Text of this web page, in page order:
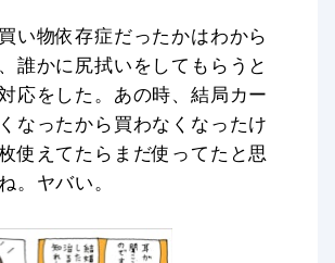
い物依存症だったかはわから
誰かに尻拭いをしてもらうと
応をした。あの時、結局カー
なったから買わなくなったけ
使えてたらまだ使ってたと思
。ヤバい。